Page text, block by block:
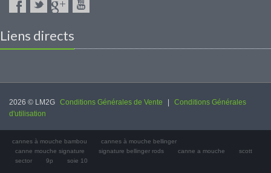
Liens directs
2026 © LM2G Conditions Générales de Vente
Conditions Générales
d'utilisation
cannes à mouche bambou
cannes à mouche bellinger
canne mouche signature
signature bellinger rods canne a mouche
scott
sector
9p soie 10